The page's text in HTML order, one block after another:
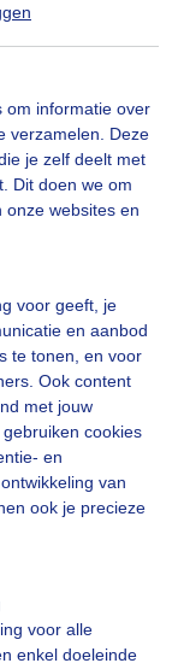
om informatie over
verzamelen. Deze
je zelf deelt met
Dit doen we om
onze websites en
voor geeft, je
en aanbod
te tonen, en voor
Ook content
met jouw
cookies
en
van
ook je precieze
voor alle
enkel doeleinde